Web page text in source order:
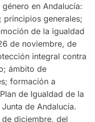
en Andalucía:
generales;
de la igualdad
de noviembre, de
integral contra
ámbito de
formación a
de Igualdad de la
de Andalucía.
diciembre, del